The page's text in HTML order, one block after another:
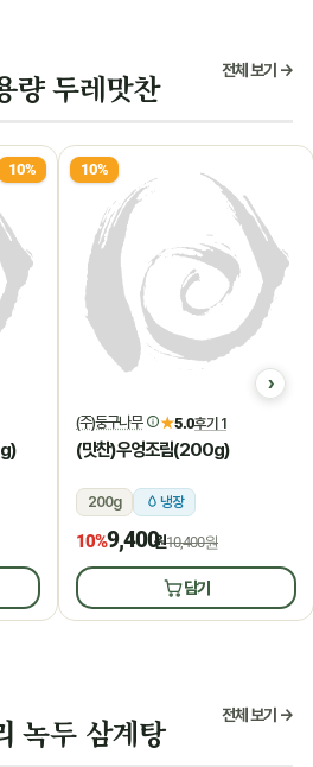
량 두레맛찬 전체 보기 →
10% 10%
(주)둥구나무 ★5.0후기 1
(맛찬)우엉조림(200g)
200g 냉장
10%9,400원10,400원
담기
녹두 삼계탕 전체 보기 →